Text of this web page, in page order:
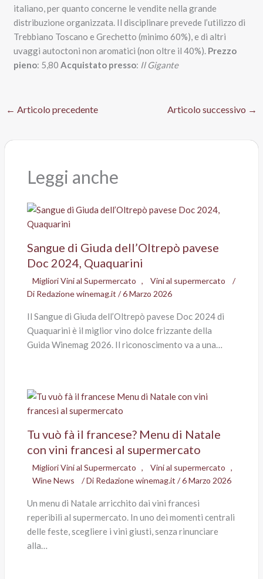
italiano, per quanto concerne le vendite nella grande
distribuzione organizzata. Il disciplinare prevede l’utilizzo di
Trebbiano Toscano e Grechetto (minimo 60%), e di altri
uvaggi autoctoni non aromatici (non oltre il 40%). Prezzo
pieno: 5,80Acquistato presso: Il Gigante
← Articolo precedente Articolo successivo →
Leggi anche
Sangue di Giuda dell’Oltrepò pavese
Doc 2024, Quaquarini
Migliori Vini al Supermercato , Vini al supermercato
/
Di Redazione winemag.it /6 Marzo 2026
Il Sangue di Giuda dell’Oltrepò pavese Doc 2024 di
Quaquarini è il miglior vino dolce frizzante della
Guida Winemag 2026. Il riconoscimento va a una…
Tu vuò fà il francese? Menu di Natale
con vini francesi al supermercato
Migliori Vini al Supermercato , Vini al supermercato ,
Wine News
/ Di Redazione winemag.it /6 Marzo 2026
Un menu di Natale arricchito dai vini francesi
reperibili al supermercato. In uno dei momenti centrali
delle feste, scegliere i vini giusti, senza rinunciare
alla…